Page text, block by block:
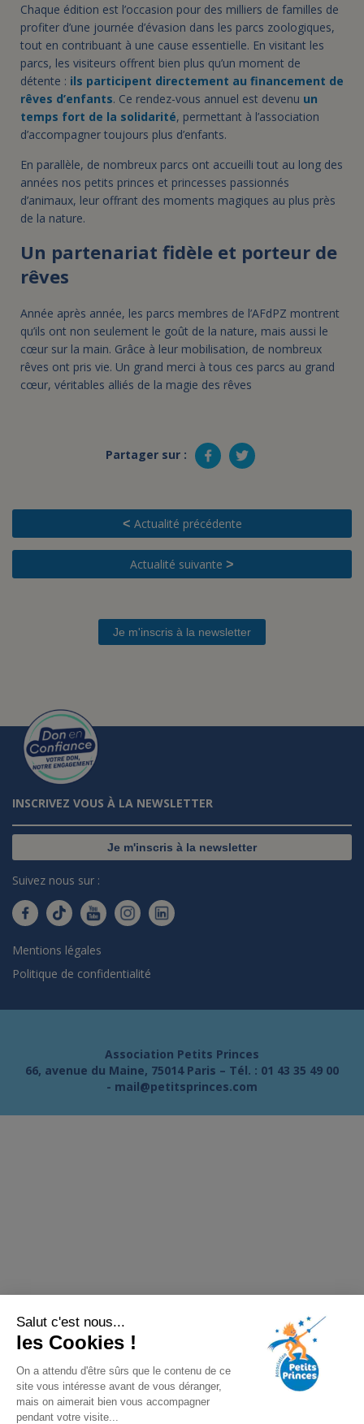
Salut c'est nous...
les Cookies !
On a attendu d'être sûrs que le contenu de ce
site vous intéresse avant de vous déranger,
mais on aimerait bien vous accompagner
pendant votre visite...
Chaque édition est l’occasion pour des milliers de familles de
profiter d’une journée d’évasion dans les parcs zoologiques,
tout en contribuant à une cause essentielle. En visitant les
parcs, les visiteurs offrent bien plus qu’un moment de
détente : ils participent directement au financement de
rêves d’enfants. Ce rendez-vous annuel est devenu un
temps fort de la solidarité, permettant à l’association
d’accompagner toujours plus d’enfants.
En parallèle, de nombreux parcs ont accueilli tout au long des
années nos petits princes et princesses passionnés
d’animaux, leur offrant des moments magiques au plus près
de la nature.
Un partenariat fidèle et porteur de
rêves
Année après année, les parcs membres de l’AFdPZ montrent
qu’ils ont non seulement le goût de la nature, mais aussi le
cœur sur la main. Grâce à leur mobilisation, de nombreux
rêves ont pris vie. Un grand merci à tous ces parcs au grand
cœur, véritables alliés de la magie des rêves
Partager sur :
< Actualité précédente
Actualité suivante >
Je m'inscris à la newsletter
INSCRIVEZ VOUS À LA NEWSLETTER
Je m'inscris à la newsletter
Suivez nous sur :
Mentions légales
Politique de confidentialité
Association Petits Princes
66, avenue du Maine, 75014 Paris – Tél. : 01 43 35 49 00
- mail@petitsprinces.com